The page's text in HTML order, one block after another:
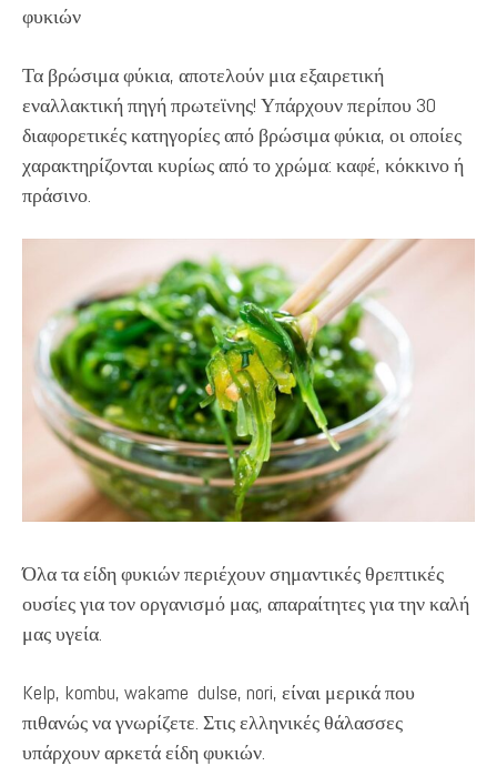
φυκιών
Τα βρώσιμα φύκια, αποτελούν μια εξαιρετική
εναλλακτική πηγή πρωτεϊνης! Υπάρχουν περίπου 30
διαφορετικές κατηγορίες από βρώσιμα φύκια, οι οποίες
χαρακτηρίζονται κυρίως από το χρώμα: καφέ, κόκκινο ή
πράσινο.
Όλα τα είδη φυκιών περιέχουν σημαντικές θρεπτικές
ουσίες για τον οργανισμό μας, απαραίτητες για την καλή
μας υγεία.
Kelp, kombu, wakame dulse, nori, είναι μερικά που
πιθανώς να γνωρίζετε. Στις ελληνικές θάλασσες
υπάρχουν αρκετά είδη φυκιών.